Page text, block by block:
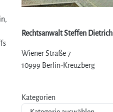
Rechtsanwalt Steffen Dietrich
Wiener Straße 7
10999 Berlin-Kreuzberg
Kategorien